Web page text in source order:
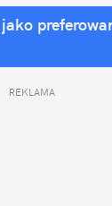
REKLAMA